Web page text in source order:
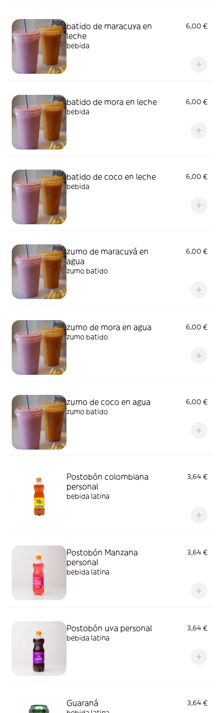
batido de maracuya en
leche
6,00 €
bebida
batido de mora en leche
6,00 €
bebida
batido de coco en leche
6,00 €
bebida
zumo de maracuyá en
agua
6,00 €
zumo batido
zumo de mora en agua
6,00 €
zumo batido
zumo de coco en agua
6,00 €
zumo batido
Postobón colombiana
personal
3,64 €
bebida latina
Postobón Manzana
personal
3,64 €
bebida latina
Postobón uva personal
3,64 €
bebida latina
Guaraná
3,64 €